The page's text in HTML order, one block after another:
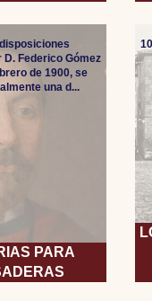
PARA
Federico Gómez
de 1900, se
una d...